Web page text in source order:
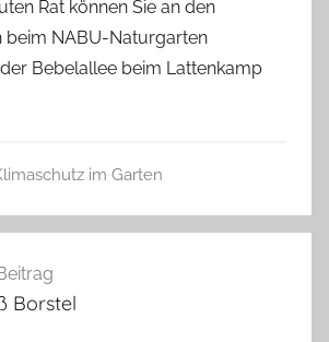
Rat können Sie an den
beim NABU-Naturgarten
Bebelallee beim Lattenkamp
im Garten
Borstel